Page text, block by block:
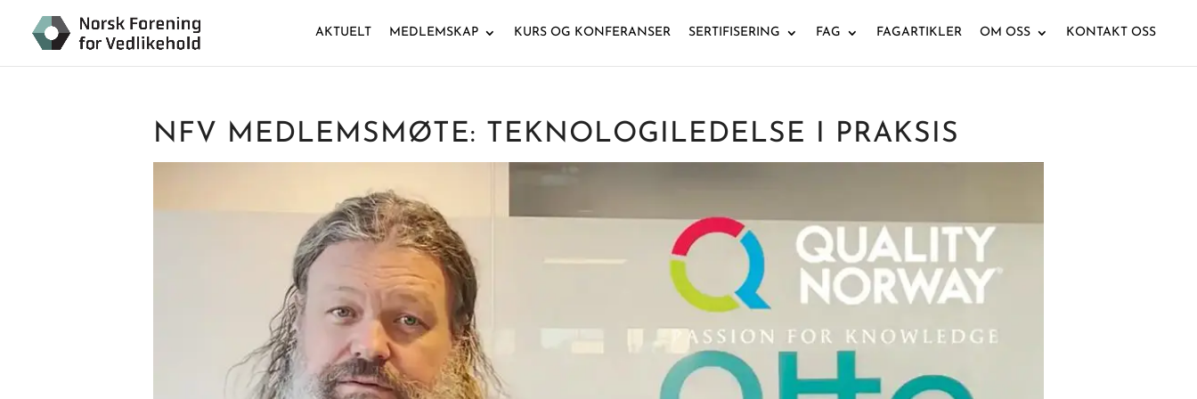
AKTUELT MEDLEMSKAP KURS OG KONFERANSER SERTIFISERING FAG FAGARTIKLER OM OSS KONTAKT OSS
NFV MEDLEMSMØTE: TEKNOLOGILEDELSE I PRAKSIS